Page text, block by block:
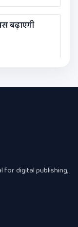
बढ़ाएगी
for digital publishing,